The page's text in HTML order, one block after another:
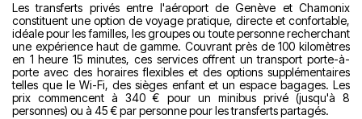
Les transferts privés entre l'aéroport de Genève et Chamonix
constituent une option de voyage pratique, directe et confortable,
idéale pour les familles, les groupes ou toute personne recherchant
une expérience haut de gamme. Couvrant près de 100 kilomètres
en 1 heure 15 minutes, ces services offrent un transport porte-à-
porte avec des horaires flexibles et des options supplémentaires
telles que le Wi-Fi, des sièges enfant et un espace bagages. Les
prix commencent à 340 € pour un minibus privé (jusqu'à 8
personnes) ou à 45 € par personne pour les transferts partagés.